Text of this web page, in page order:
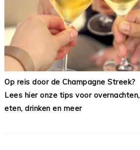
Op reis door de Champagne Streek?
Lees hier onze tips voor overnachten,
eten, drinken en meer